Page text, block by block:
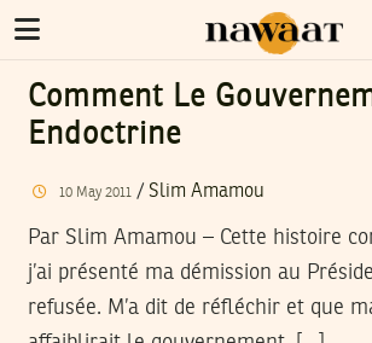
Comment Le
Endoctrine
10 May 2011/ Slim Amamou
Par Slim Amamou – Cette histoire
j’ai présenté ma démission au
refusée. M’a dit de réfléchir et que